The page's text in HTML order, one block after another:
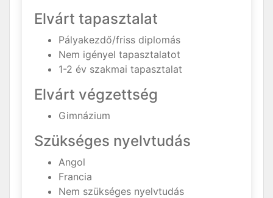
Elvárt tapasztalat
Pályakezdő/friss diplomás
Nem igényel tapasztalatot
1-2 év szakmai tapasztalat
Elvárt végzettség
Gimnázium
Szükséges nyelvtudás
Angol
Francia
Nem szükséges nyelvtudás